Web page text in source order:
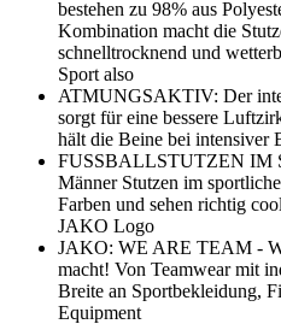
bestehen zu 98% aus
Kombination macht die
schnelltrocknend und
Sport also
ATMUNGSAKTIV: Der
sorgt für eine bessere
hält die Beine bei intensiver
FUSSBALLSTUTZEN IM
Männer Stutzen im
Farben und sehen richtig
JAKO Logo
JAKO: WE ARE TEAM -
macht! Von Teamwear mit
Breite an Sportbekleidung,
Equipment